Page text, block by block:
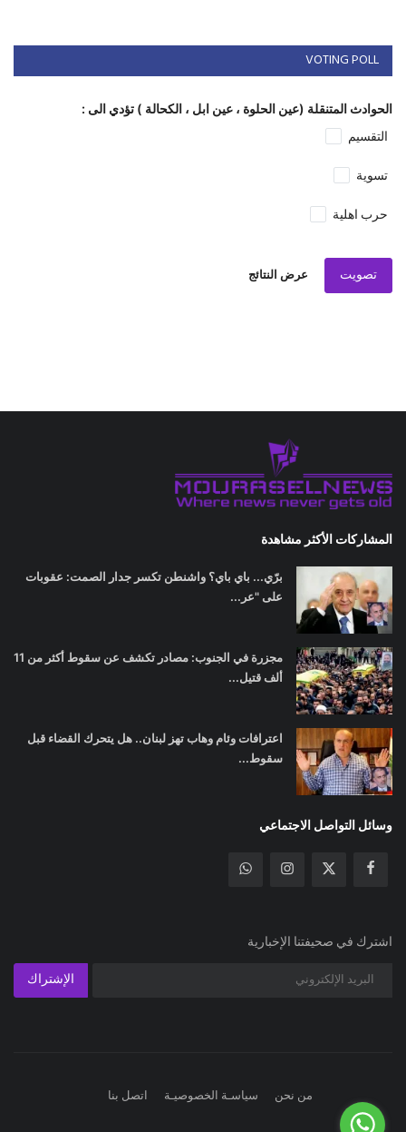
VOTING POLL
الحوادث المتنقلة (عين الحلوة ، عين ابل ، الكحالة ) تؤدي الى :
التقسيم
تسوية
حرب اهلية
تصويت عرض النتائج
المشاركات الأكثر مشاهدة
برّي... باي باي؟ واشنطن تكسر جدار الصمت: عقوبات
على "عر...
مجزرة في الجنوب: مصادر تكشف عن سقوط أكثر من 11
ألف قتيل...
اعترافات وئام وهاب تهز لبنان.. هل يتحرك القضاء قبل
سقوط...
وسائل التواصل الاجتماعي
اشترك في صحيفتنا الإخبارية
الإشتراك
من نحن سياسـة الخصوصيـة اتصل بنا